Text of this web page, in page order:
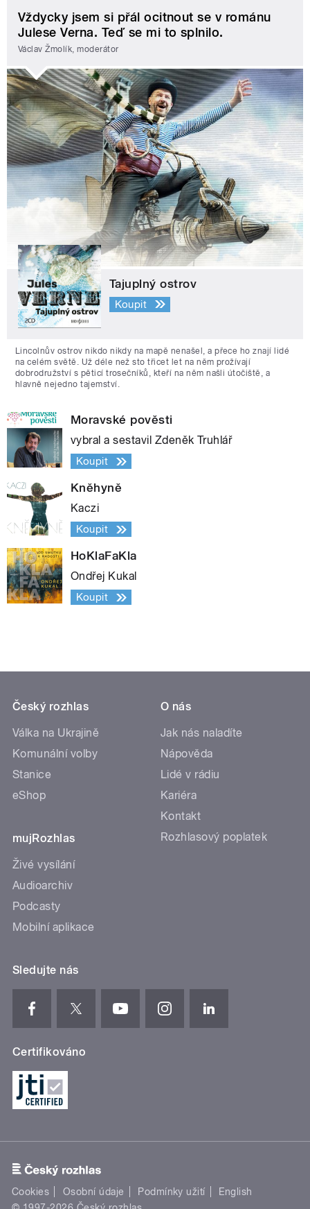
Vždycky jsem si přál ocitnout se v románu
Julese Verna. Teď se mi to splnilo.
Václav Žmolík, moderátor
Tajuplný ostrov
Koupit
Lincolnův ostrov nikdo nikdy na mapě nenašel, a přece ho znají lidé
na celém světě. Už déle než sto třicet let na něm prožívají
dobrodružství s pěticí trosečníků, kteří na něm našli útočiště, a
hlavně nejedno tajemství.
Moravské pověsti
vybral a sestavil Zdeněk Truhlář
Koupit
Kněhyně
Kaczi
Koupit
HoKlaFaKla
Ondřej Kukal
Koupit
Český rozhlas
Válka na Ukrajině
Komunální volby
Stanice
eShop
mujRozhlas
Živé vysílání
Audioarchiv
Podcasty
Mobilní aplikace
O nás
Jak nás naladíte
Nápověda
Lidé v rádiu
Kariéra
Kontakt
Rozhlasový poplatek
Sledujte nás
Certifikováno
Cookies Osobní údaje Podmínky užití
English